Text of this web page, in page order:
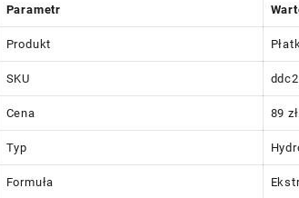
Parametr
Produkt
SKU
Cena 89 zł
Typ
Formuła